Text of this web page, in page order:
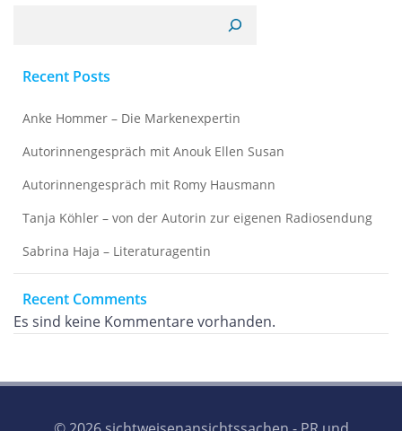
Recent Posts
Anke Hommer – Die Markenexpertin
Autorinnengespräch mit Anouk Ellen Susan
Autorinnengespräch mit Romy Hausmann
Tanja Köhler – von der Autorin zur eigenen Radiosendung
Sabrina Haja – Literaturagentin
Recent Comments
Es sind keine Kommentare vorhanden.